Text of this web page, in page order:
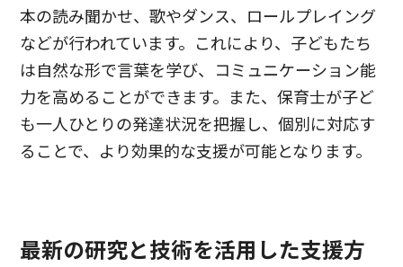
本の読み聞かせ、歌やダンス、ロールプレイング
などが行われています。これにより、子どもたち
は自然な形で言葉を学び、コミュニケーション能
力を高めることができます。また、保育士が子ど
も一人ひとりの発達状況を把握し、個別に対応す
ることで、より効果的な支援が可能となります。
最新の研究と技術を活用した支援方